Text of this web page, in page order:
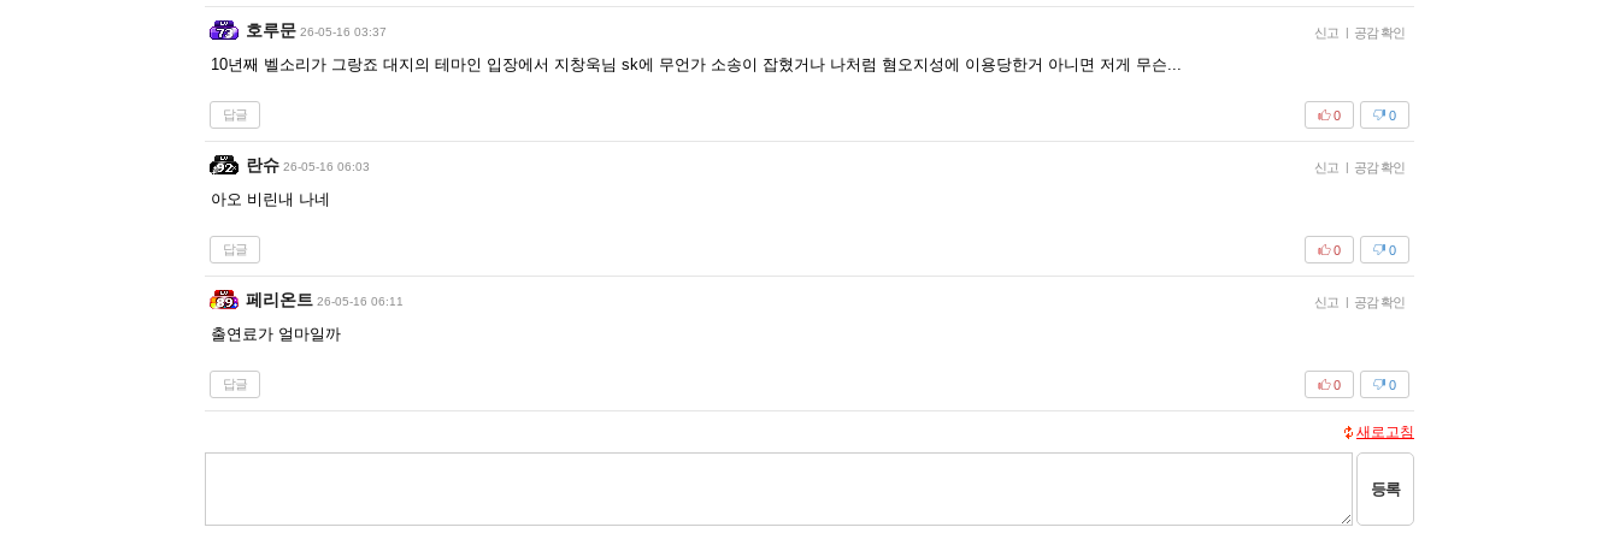
호루문 26-05-16 03:37 신고 | 공감 확인
10년째 벨소리가 그랑죠 대지의 테마인 입장에서 지창욱님 sk에 무언가 소송이 잡혔거나 나처럼 혐오지성에 이용당한거 아니면 저게 무슨...
답글 0
0
란슈 26-05-16 06:03 신고 | 공감 확인
아오 비린내 나네
답글 0
0
페리온트 26-05-16 06:11 신고 | 공감 확인
출연료가 얼마일까
답글 0
0
새로고침
등록